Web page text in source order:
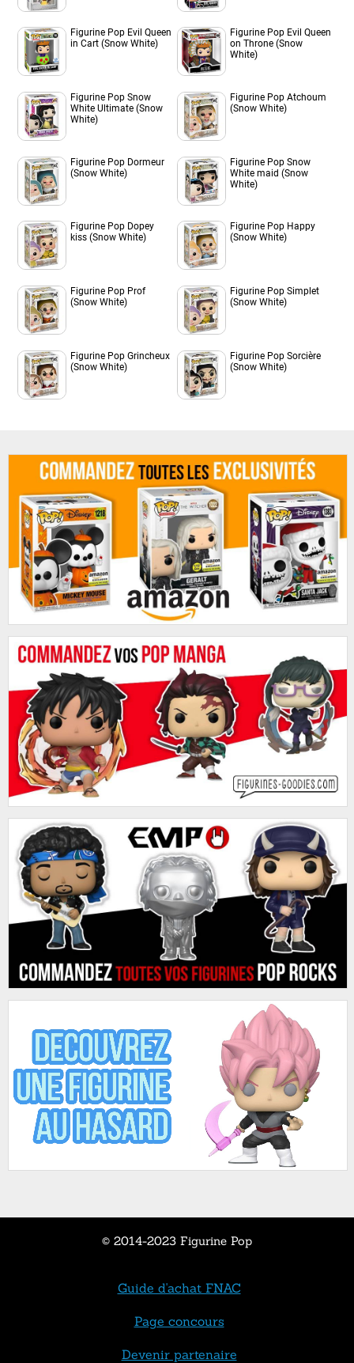
Figurine Pop Evil Queen
in Cart (Snow White)
Figurine Pop Evil Queen
on Throne (Snow
White)
Figurine Pop Snow
White Ultimate (Snow
White)
Figurine Pop Atchoum
(Snow White)
Figurine Pop Dormeur
(Snow White)
Figurine Pop Snow
White maid (Snow
White)
Figurine Pop Dopey
kiss (Snow White)
Figurine Pop Happy
(Snow White)
Figurine Pop Prof
(Snow White)
Figurine Pop Simplet
(Snow White)
Figurine Pop Grincheux
(Snow White)
Figurine Pop Sorcière
(Snow White)
© 2014-2023 Figurine Pop
Guide d'achat FNAC
Page concours
Devenir partenaire